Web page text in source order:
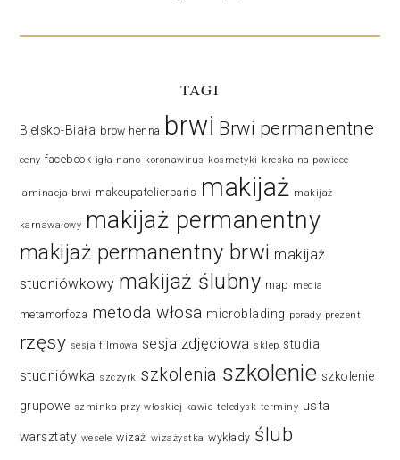
TAGI
Bielsko-Biała brow henna brwi Brwi permanentne
ceny facebook igła nano koronawirus kosmetyki kreska na powiece
laminacja brwi makeupatelierparis makijaż makijaż
karnawałowy makijaż permanentny
makijaż permanentny brwi makijaż
studniówkowy makijaż ślubny map media
metamorfoza metoda włosa microblading porady prezent
rzęsy sesja filmowa sesja zdjęciowa sklep studia
studniówka szczyrk szkolenia szkolenie szkolenie
grupowe szminka przy włoskiej kawie teledysk terminy usta
warsztaty wesele wizaż wizażystka wykłady ślub